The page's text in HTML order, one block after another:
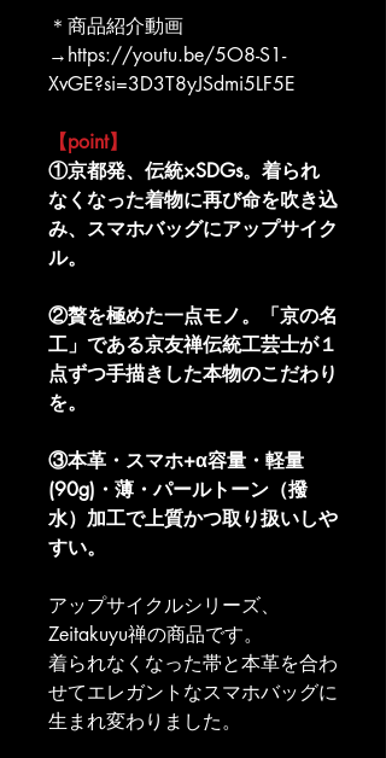
＊商品紹介動画
→https://youtu.be/5O8-S1-
XvGE?si=3D3T8yJSdmi5LF5E
【point】
①京都発、伝統×SDGs。着られ
なくなった着物に再び命を吹き込
み、スマホバッグにアップサイク
ル。
②贅を極めた一点モノ。「京の名
工」である京友禅伝統工芸士が１
点ずつ手描きした本物のこだわり
を。
③本革・スマホ+α容量・軽量
(90g)・薄・パールトーン（撥
水）加工で上質かつ取り扱いしや
すい。
アップサイクルシリーズ、
Zeitakuyu禅の商品です。
着られなくなった帯と本革を合わ
せてエレガントなスマホバッグに
生まれ変わりました。